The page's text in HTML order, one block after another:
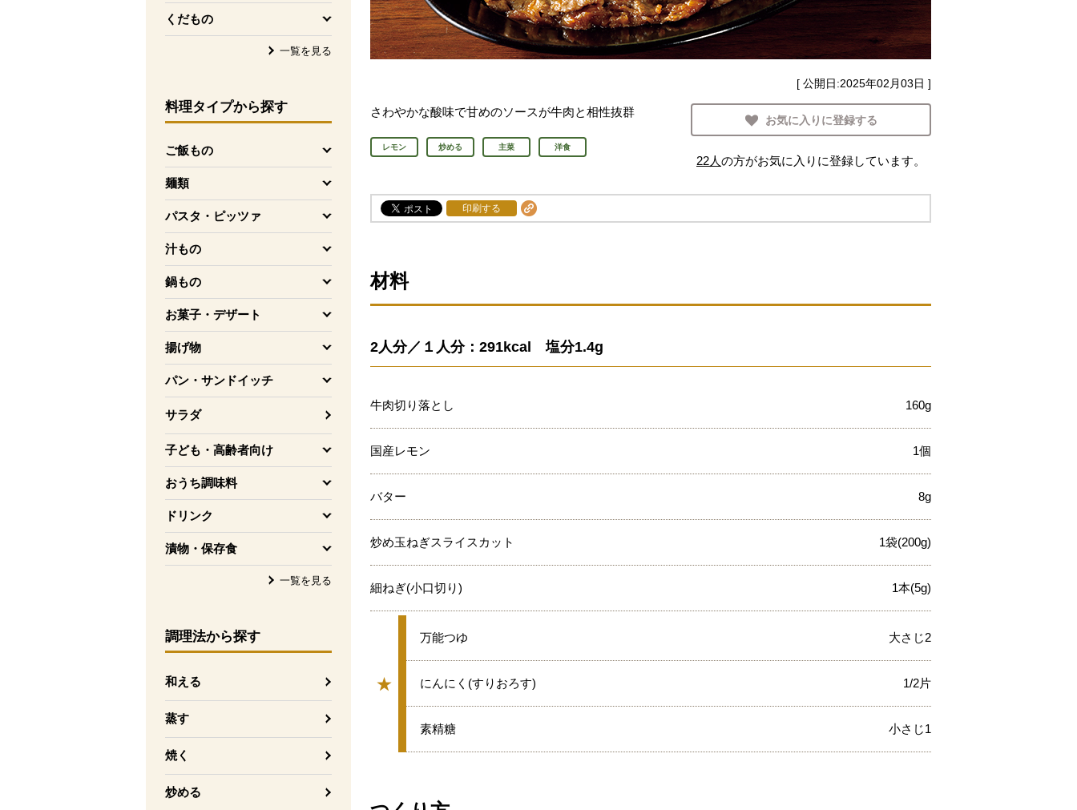
くだもの
を開く
一覧を見る
料理タイプから探す
ご飯もの
を開く
麺類
を開く
パスタ・ピッツァ
を開く
汁もの
を開く
鍋もの
を開く
お菓子・デザート
を開く
揚げ物
を開く
パン・サンドイッチ
を開く
サラダ
子ども・高齢者向け
を開く
おうち調味料
を開く
ドリンク
を開く
漬物・保存食
を開く
一覧を見る
調理法から探す
和える
蒸す
焼く
炒める
[ 公開日:2025年02月03日 ]
さわやかな酸味で甘めのソースが牛肉と相性抜群
レモン 炒める 主菜 洋食
お気に入りに登録する
22人の方がお気に入りに登録しています。
印刷する
材料
2人分／１人分：291kcal 塩分1.4g
牛肉切り落とし 160g
国産レモン 1個
バター 8g
炒め玉ねぎスライスカット 1袋(200g)
細ねぎ(小口切り) 1本(5g)
★
グループ
★
万能つゆ 大さじ2
★
にんにく(すりおろす) 1/2片
★
素精糖 小さじ1